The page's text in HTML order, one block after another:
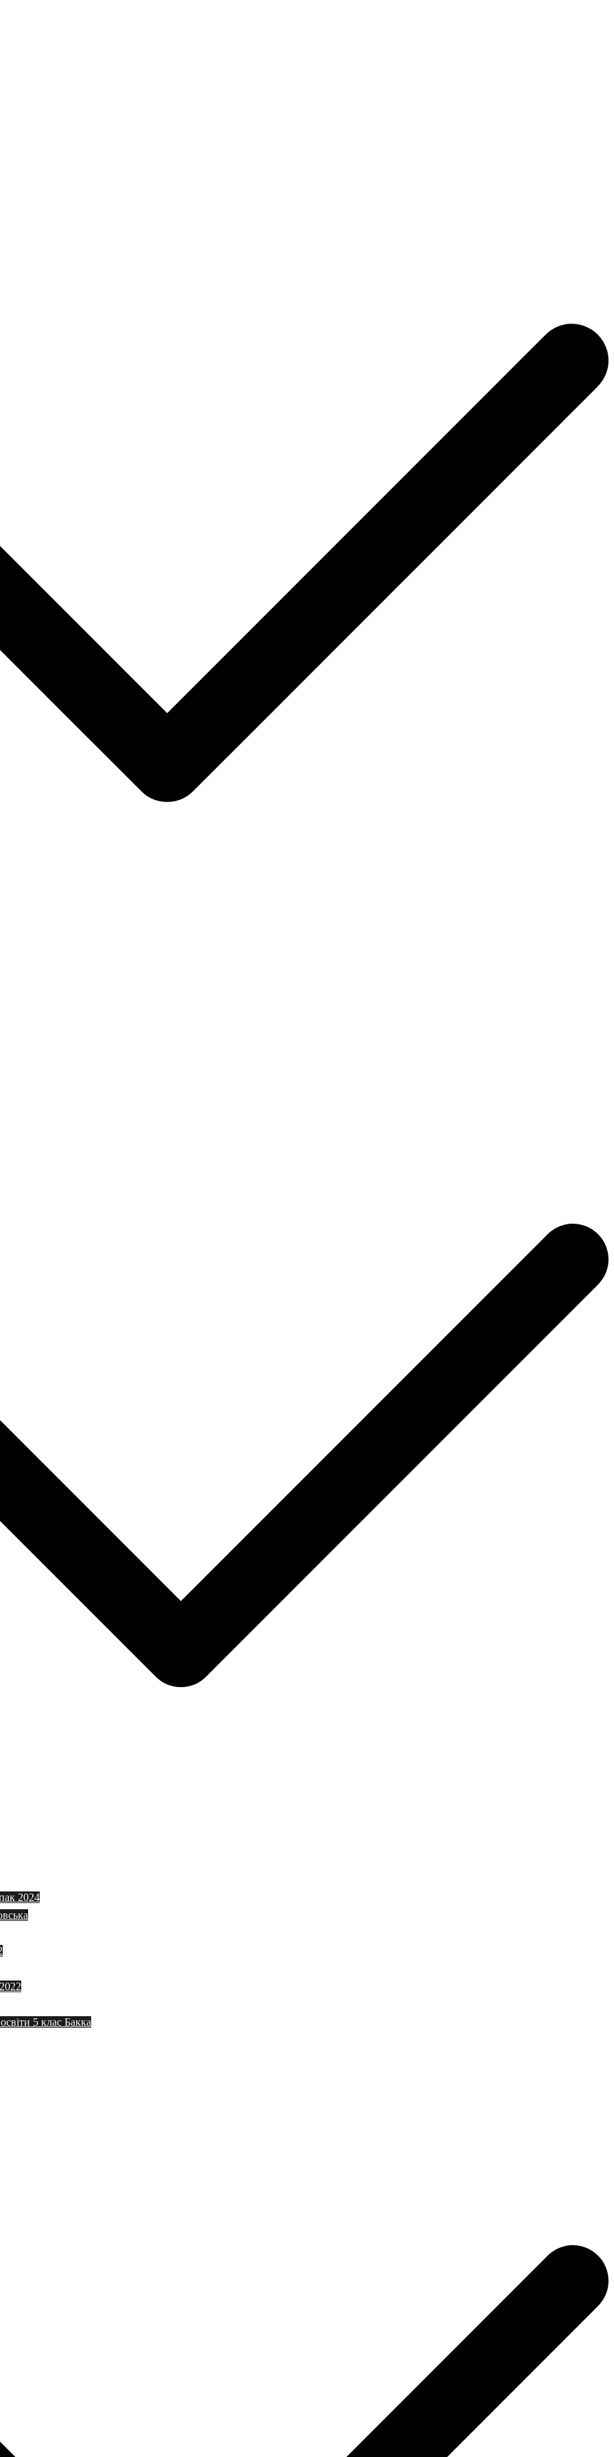
2024
5 клас Бакка